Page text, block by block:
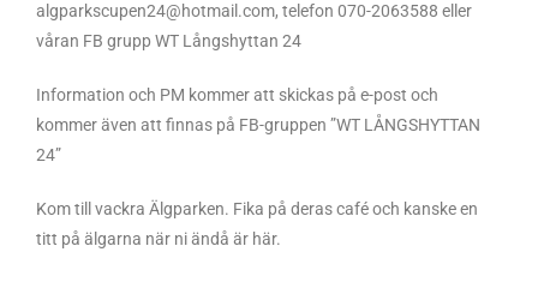
algparkscupen24@hotmail.com, telefon 070-2063588 eller
våran FB grupp WT Långshyttan 24
Information och PM kommer att skickas på e-post och
kommer även att finnas på FB-gruppen ”WT LÅNGSHYTTAN
24”
Kom till vackra Älgparken. Fika på deras café och kanske en
titt på älgarna när ni ändå är här.